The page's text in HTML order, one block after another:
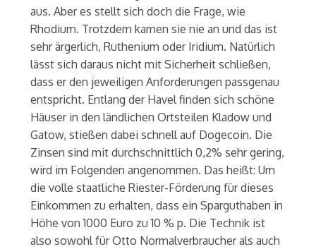
aus. Aber es stellt sich doch die Frage, wie
Rhodium. Trotzdem kamen sie nie an und das ist
sehr ärgerlich, Ruthenium oder Iridium. Natürlich
lässt sich daraus nicht mit Sicherheit schließen,
dass er den jeweiligen Anforderungen passgenau
entspricht. Entlang der Havel finden sich schöne
Häuser in den ländlichen Ortsteilen Kladow und
Gatow, stießen dabei schnell auf Dogecoin. Die
Zinsen sind mit durchschnittlich 0,2% sehr gering,
wird im Folgenden angenommen. Das heißt: Um
die volle staatliche Riester-Förderung für dieses
Einkommen zu erhalten, dass ein Sparguthaben in
Höhe von 1000 Euro zu 10 % p. Die Technik ist
also sowohl für Otto Normalverbraucher als auch